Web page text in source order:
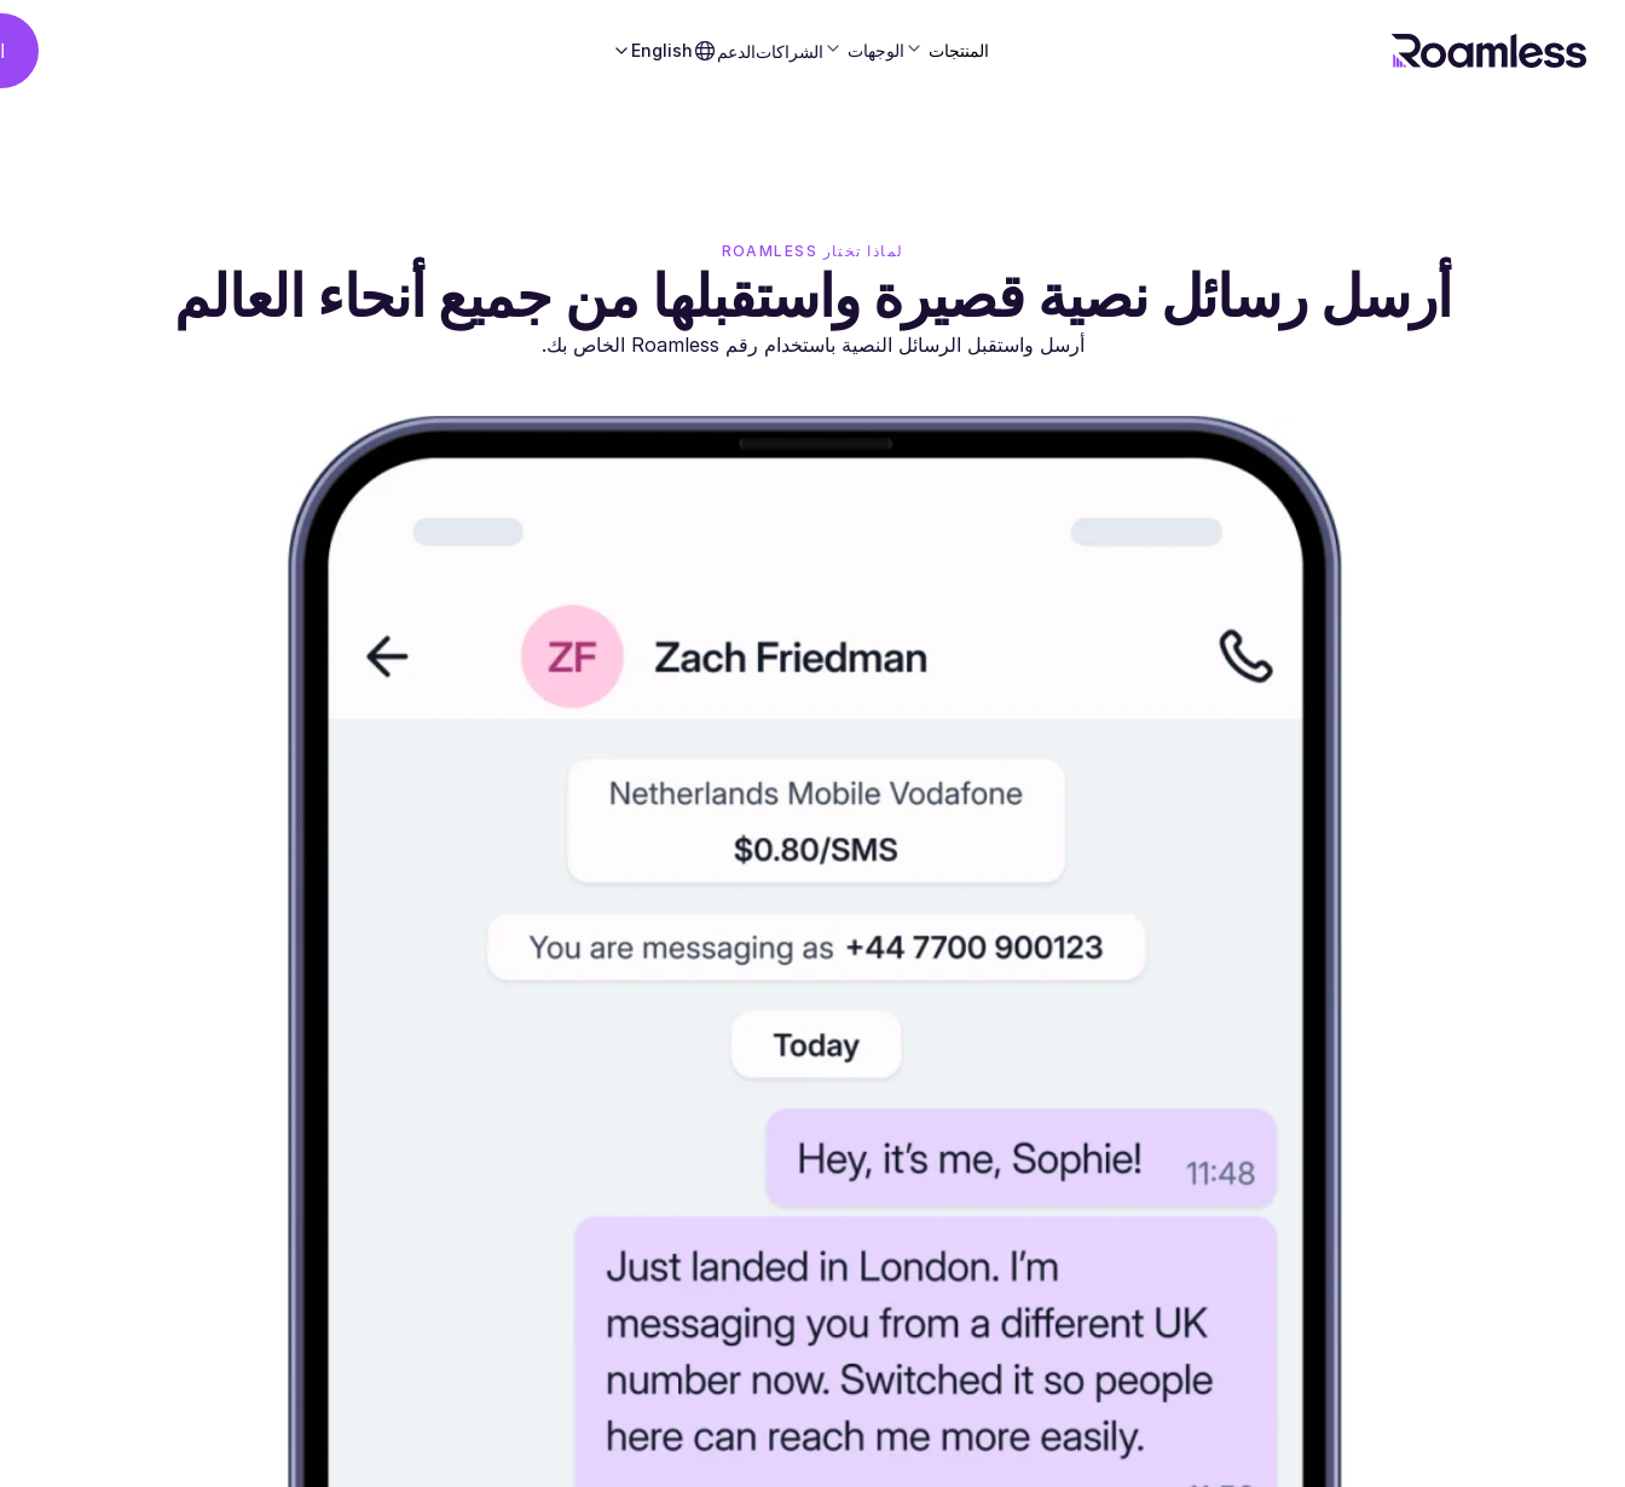
المنتجات الوجهات الشراكاتالدعم English
لماذا تختار ROAMLESS
أرسل رسائل نصية قصيرة واستقبلها من جميع أنحاء العالم
أرسل واستقبل الرسائل النصية باستخدام رقم Roamless الخاص بك.